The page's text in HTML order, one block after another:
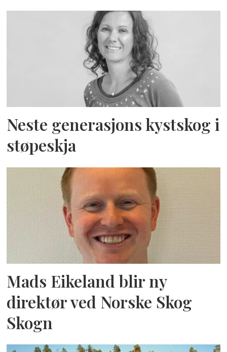
Neste generasjons kystskog i
støpeskja
Mads Eikeland blir ny
direktør ved Norske Skog
Skogn